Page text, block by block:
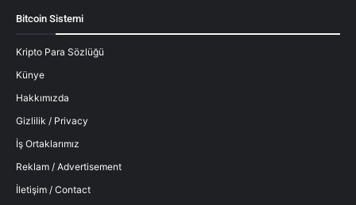
Bitcoin Sistemi
Kripto Para Sözlüğü
Künye
Hakkımızda
Gizlilik / Privacy
İş Ortaklarımız
Reklam / Advertisement
İletişim / Contact